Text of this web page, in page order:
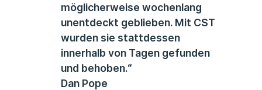
möglicherweise wochenlang
unentdeckt geblieben. Mit CST
wurden sie stattdessen
innerhalb von Tagen gefunden
und behoben.“
Dan Pope